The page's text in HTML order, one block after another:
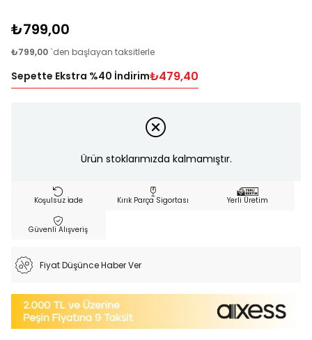
₺799,00
₺799,00 `den başlayan taksitlerle
Sepette Ekstra %40 İndirim₺479,40
Ürün stoklarımızda kalmamıştır.
Koşulsuz İade Kırık Parça Sigortası Yerli Üretim
Güvenli Alışveriş
Fiyat Düşünce Haber Ver